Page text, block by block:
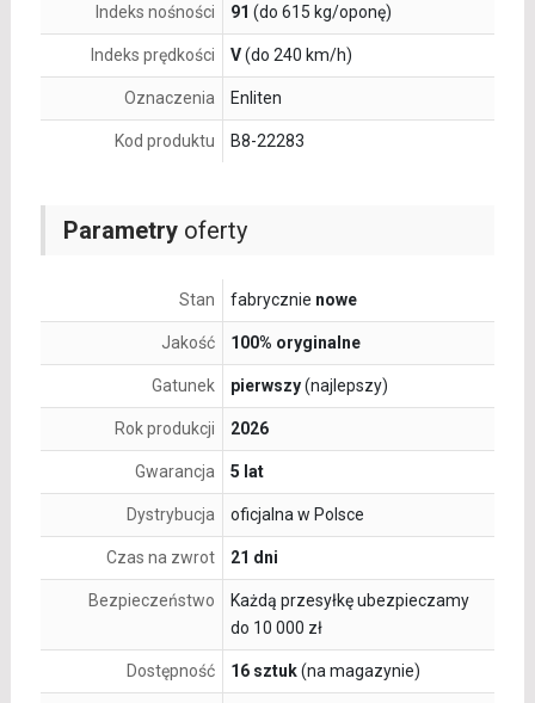
Parametryoferty
Stan fabrycznie nowe
Jakość 100% oryginalne
Gatunek pierwszy(najlepszy)
Rok produkcji 2026
Gwarancja 5 lat
Dystrybucja oficjalna w Polsce
Czas na zwrot 21 dni
Bezpieczeństwo
Każdą przesyłkę ubezpieczamy
do 10 000 zł
Dostępność 16 sztuk(na magazynie)
Indeks nośności 91 (do 615 kg/oponę)
Indeks prędkości V(do 240 km/h)
Oznaczenia Enliten
Kod produktu B8-22283